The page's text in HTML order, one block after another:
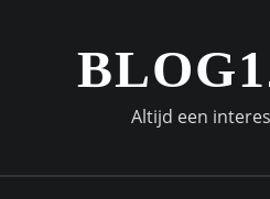
Altijd een